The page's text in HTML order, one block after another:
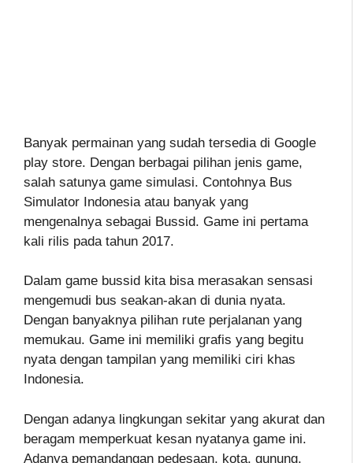
Banyak permainan yang sudah tersedia di Google
play store. Dengan berbagai pilihan jenis game,
salah satunya game simulasi. Contohnya Bus
Simulator Indonesia atau banyak yang
mengenalnya sebagai Bussid. Game ini pertama
kali rilis pada tahun 2017.
Dalam game bussid kita bisa merasakan sensasi
mengemudi bus seakan-akan di dunia nyata.
Dengan banyaknya pilihan rute perjalanan yang
memukau. Game ini memiliki grafis yang begitu
nyata dengan tampilan yang memiliki ciri khas
Indonesia.
Dengan adanya lingkungan sekitar yang akurat dan
beragam memperkuat kesan nyatanya game ini.
Adanya pemandangan pedesaan, kota, gunung,